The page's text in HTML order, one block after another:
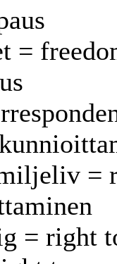
=
=
= right